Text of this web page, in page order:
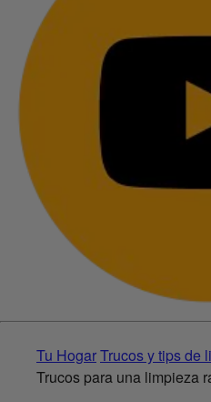
Tu HogarTrucos y tips de
Trucos para una limpieza